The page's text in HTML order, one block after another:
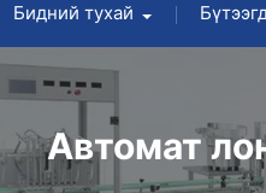
Бидний тухай
Автомат